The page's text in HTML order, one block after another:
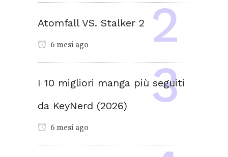
Atomfall VS. Stalker 2
6 mesi ago
I 10 migliori manga più seguiti
da KeyNerd (2026)
6 mesi ago